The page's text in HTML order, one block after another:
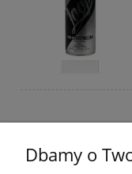
Dbamy o